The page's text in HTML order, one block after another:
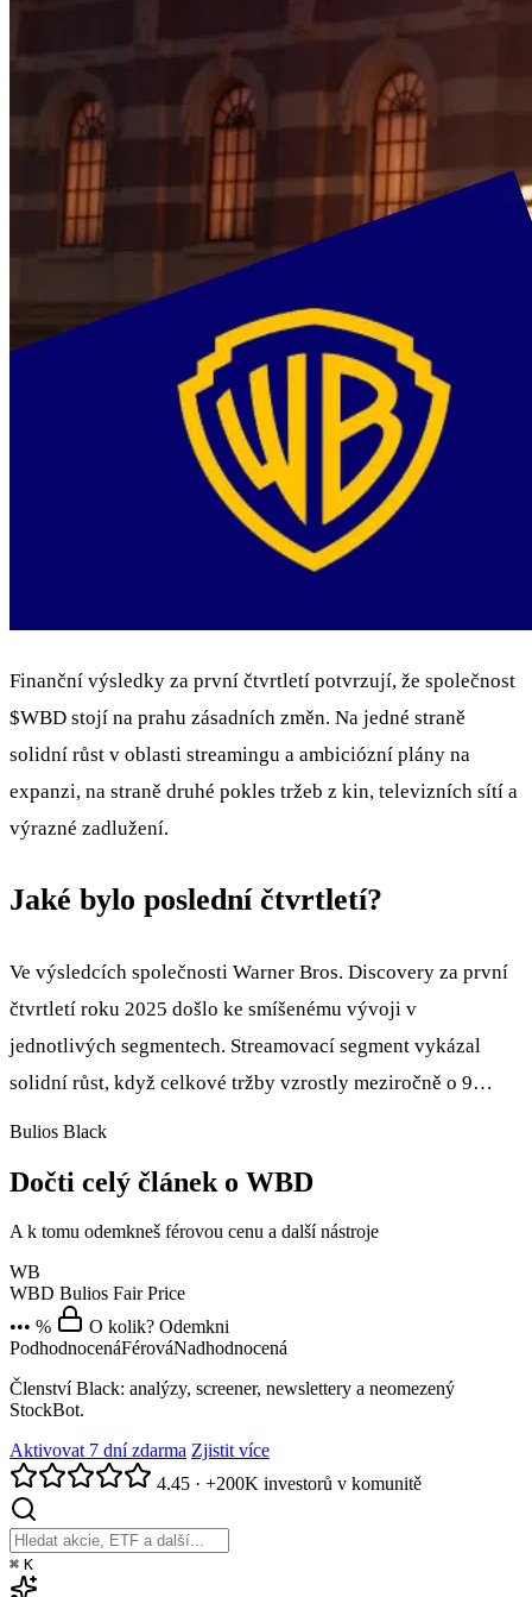
Finanční výsledky za první čtvrtletí potvrzují, že společnost
$WBD stojí na prahu zásadních změn. Na jedné straně
solidní růst v oblasti streamingu a ambiciózní plány na
expanzi, na straně druhé pokles tržeb z kin, televizních sítí a
výrazné zadlužení.
Jaké bylo poslední čtvrtletí?
Ve výsledcích společnosti Warner Bros. Discovery za první
čtvrtletí roku 2025 došlo ke smíšenému vývoji v
jednotlivých segmentech. Streamovací segment vykázal
solidní růst, když celkové tržby vzrostly meziročně o 9…
Bulios Black
Dočti celý článek o WBD
A k tomu odemkneš férovou cenu a další nástroje
WB
WBD Bulios Fair Price
••• %
O kolik? Odemkni
PodhodnocenáFérováNadhodnocená
Členství Black: analýzy, screener, newslettery a neomezený
StockBot.
Aktivovat 7 dní zdarma Zjistit více
4.45 · +200K investorů v komunitě
⌘ K